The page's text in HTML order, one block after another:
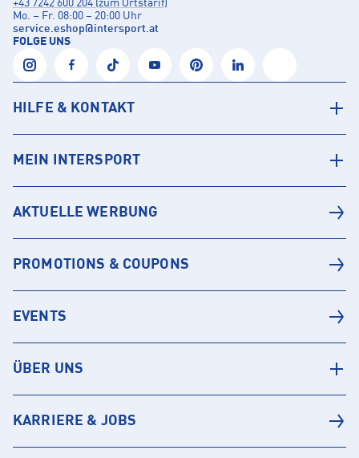
+43 7242 600 204 (zum Ortstarif)
Mo. – Fr. 08:00 – 20:00 Uhr
service.eshop@intersport.at
FOLGE UNS
HILFE & KONTAKT
MEIN INTERSPORT
AKTUELLE WERBUNG
PROMOTIONS & COUPONS
EVENTS
ÜBER UNS
KARRIERE & JOBS